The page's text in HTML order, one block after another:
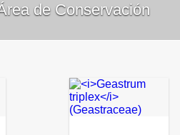
de Conservación